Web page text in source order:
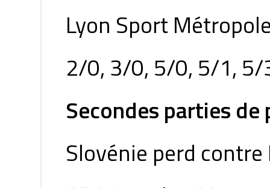
Lyon Sport
2/0, 3/0, 5/0, 5/1,
Secondes parties de
Slovénie perd